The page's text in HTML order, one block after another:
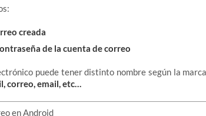
creada
de la cuenta de correo
puede tener distinto nombre según la
correo, email, etc…